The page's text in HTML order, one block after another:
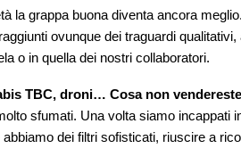
la grappa buona diventa ancora
ovunque dei traguardi
o in quella dei nostri collaboratori.
TBC, droni… Cosa non
sfumati. Una volta siamo incappati
dei filtri sofisticati, riuscire a